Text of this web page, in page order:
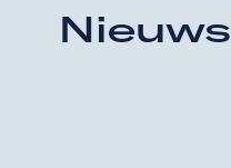
Nieuws